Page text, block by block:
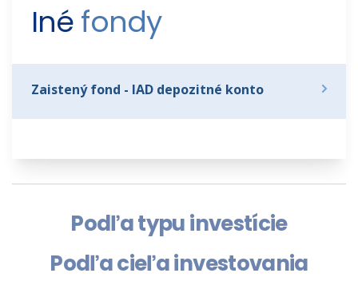
Iné fondy
Zaistený fond - IAD depozitné konto
Podľa typu investície
Podľa cieľa investovania